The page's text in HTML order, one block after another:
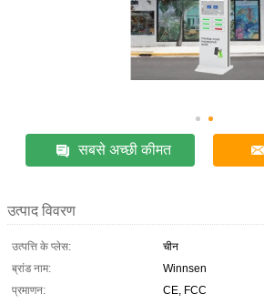
सबसे अच्छी कीमत
उत्पाद विवरण
उत्पत्ति के प्लेस:
चीन
ब्रांड नाम:
Winnsen
प्रमाणन:
CE, FCC